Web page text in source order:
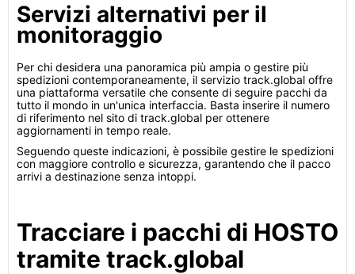
Servizi alternativi per il
monitoraggio
Per chi desidera una panoramica più ampia o gestire più
spedizioni contemporaneamente, il servizio track.global offre
una piattaforma versatile che consente di seguire pacchi da
tutto il mondo in un'unica interfaccia. Basta inserire il numero
di riferimento nel sito di track.global per ottenere
aggiornamenti in tempo reale.
Seguendo queste indicazioni, è possibile gestire le spedizioni
con maggiore controllo e sicurezza, garantendo che il pacco
arrivi a destinazione senza intoppi.
Tracciare i pacchi di HOSTO
tramite track.global